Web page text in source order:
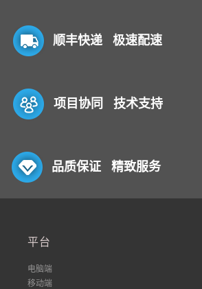
顺丰快递 极速配速
项目协同 技术支持
品质保证 精致服务
平台
电脑端
移动端